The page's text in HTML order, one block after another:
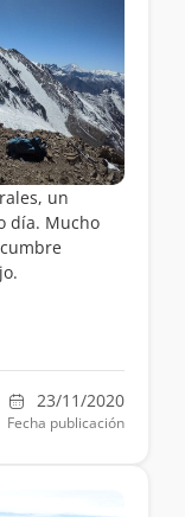
un
día. Mucho
23/11/2020
Fecha publicación